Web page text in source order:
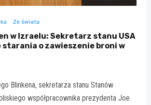
Ze świata
w Izraelu: Sekretarz stanu USA
o zawieszenie broni w
Blinkena, sekretarza stanu Stanów
współpracownika prezydenta Joe